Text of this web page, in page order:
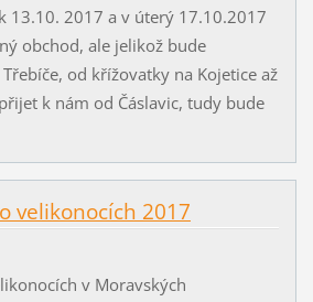
13.10. 2017 a v úterý 17.10.2017
obchod, ale jelikož bude
od křížovatky na Kojetice až
k nám od Čáslavic, tudy bude
velikonocích 2017
v Moravských